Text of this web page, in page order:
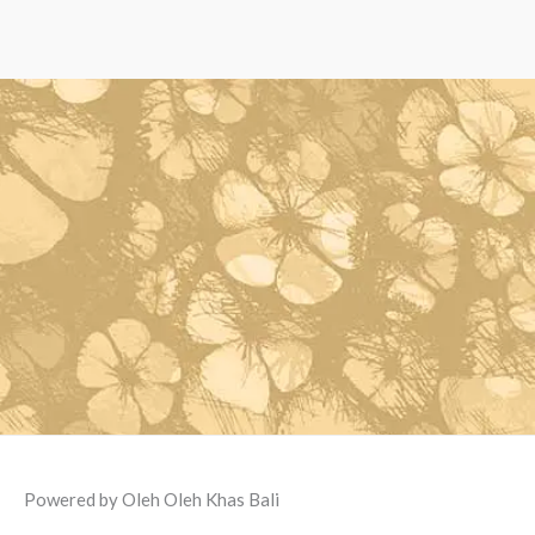
Powered by Oleh Oleh Khas Bali